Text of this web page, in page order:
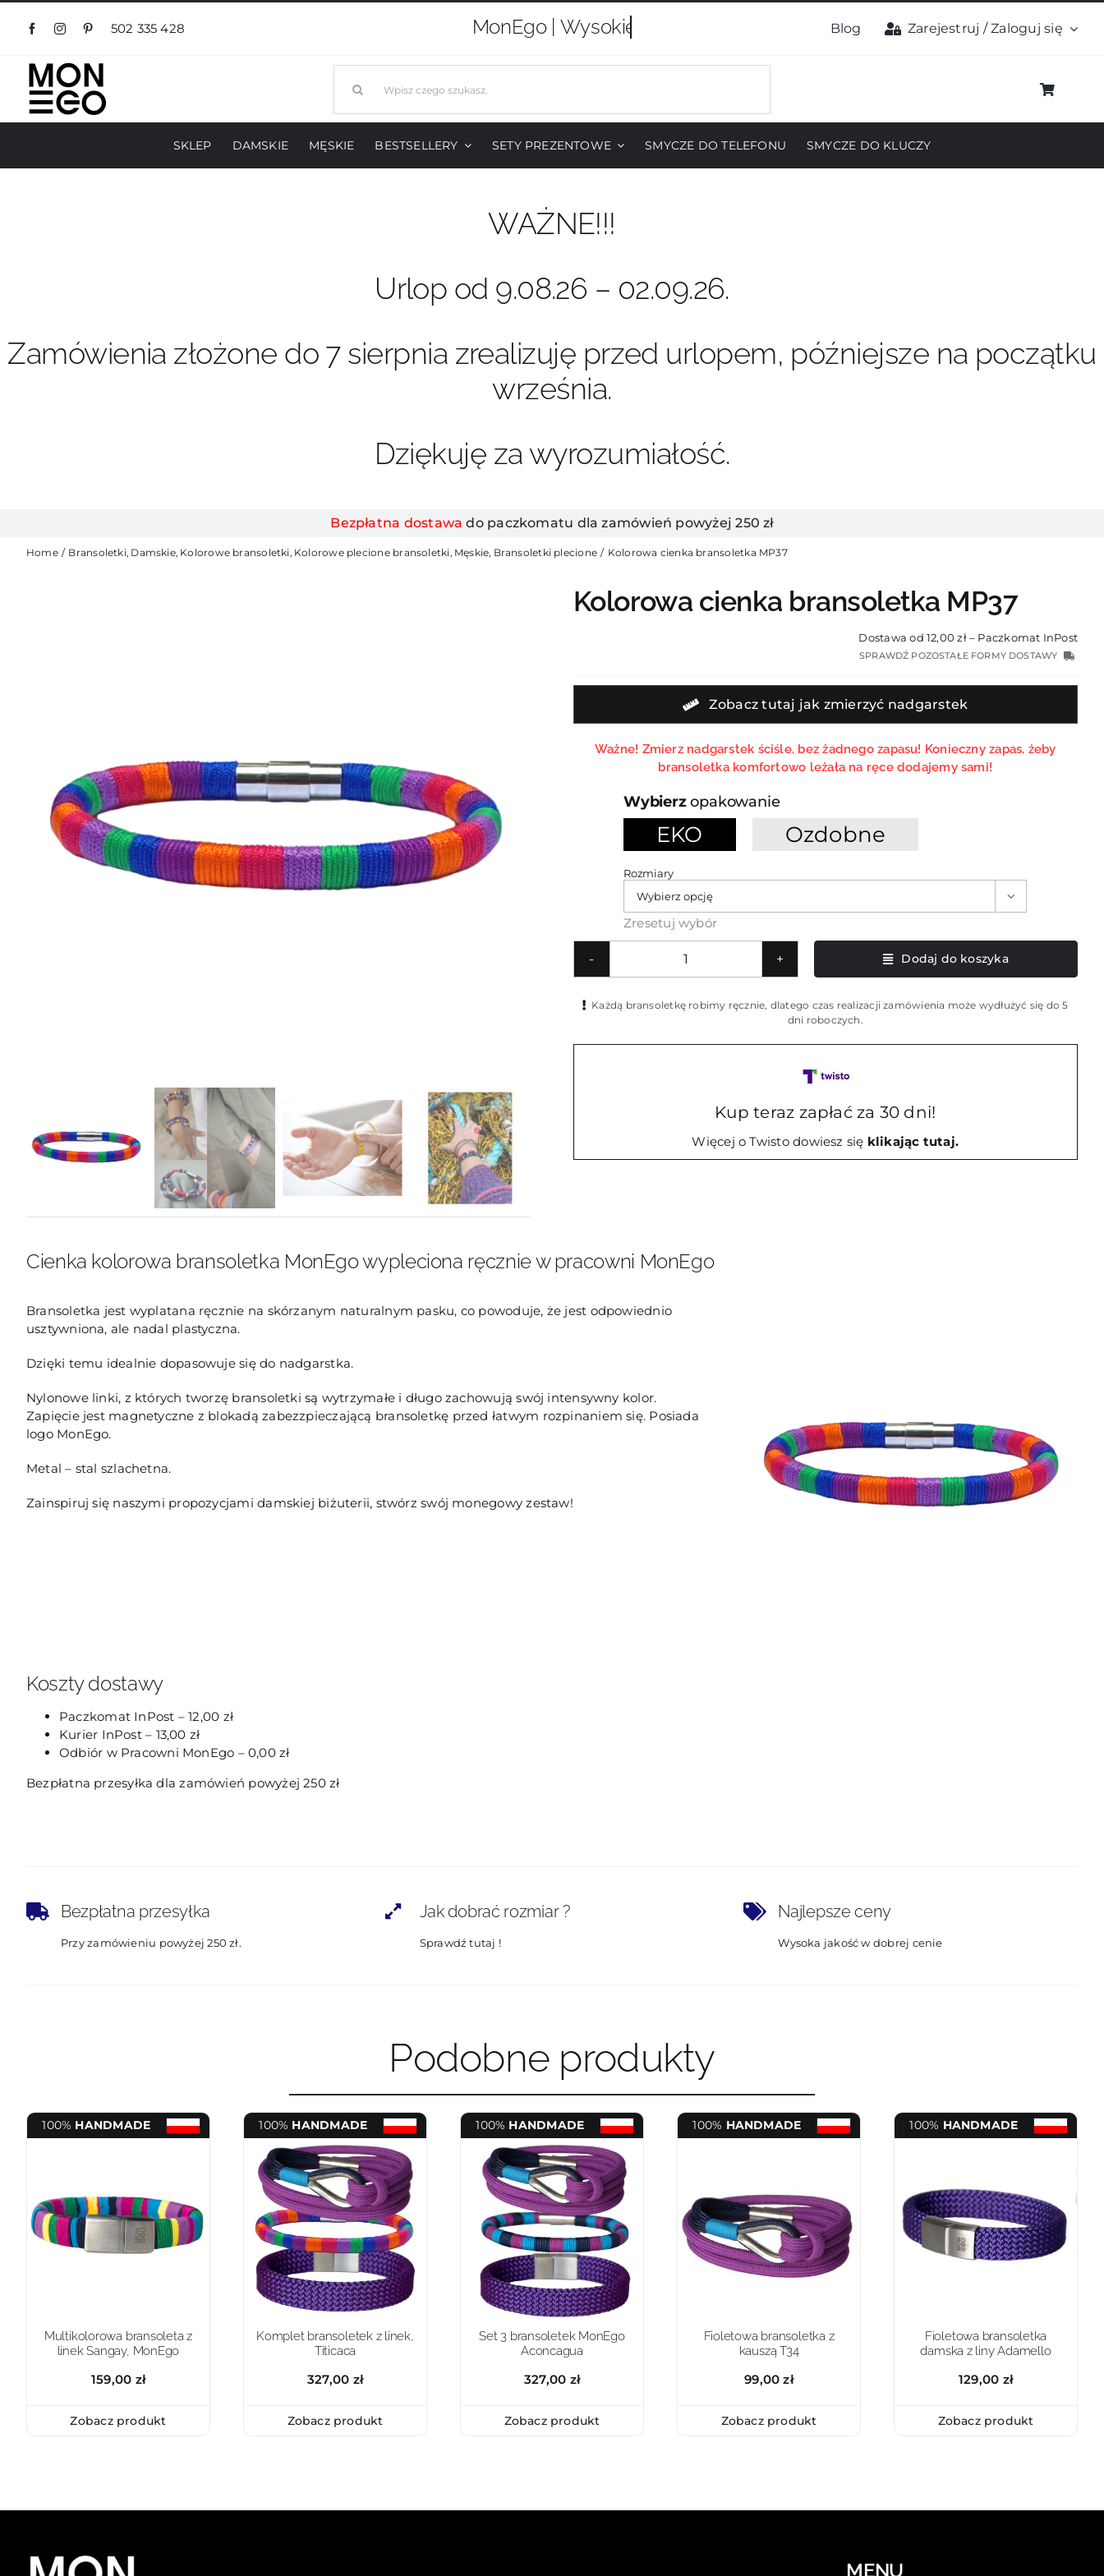
Przejdź
502 335 428 MonEgo | Blog Zarejestruj / Zaloguj się
SKLEP DAMSKIE MĘSKIE BESTSELLERY SETY PREZENTOWE SMYCZE DO TELEFONU SMYCZE DO KLUCZY
WAŻNE!!!
Urlop od 9.08.26 – 02.09.26.
Zamówienia złożone do 7 sierpnia zrealizuję przed urlopem, późniejsze na początku
września.
Dziękuję za wyrozumiałość.
Bezpłatna dostawa do paczkomatu dla zamówień powyżej 250 zł
Home Bransoletki Damskie Kolorowe bransoletki Kolorowe plecione bransoletki Męskie Bransoletki plecione Kolorowa cienka bransoletka MP37
Kolorowa cienka bransoletka MP37
Dostawa od 12,00 zł – Paczkomat InPost
SPRAWDŹ POZOSTAŁE FORMY DOSTAWY
Zobacz tutaj jak zmierzyć nadgarstek
Ważne! Zmierz nadgarstek ściśle, bez żadnego zapasu! Konieczny zapas, żeby
bransoletka komfortowo leżała na ręce dodajemy sami!
opakowanie
EKO Ozdobne
Rozmiary

Zresetuj wybór
ilość
cienka
MP37
Dodaj do koszyka
Każdą bransoletkę robimy ręcznie, dlatego czas realizacji zamówienia może wydłużyć się do 5
dni roboczych.
Kup teraz zapłać za 30 dni!
Więcej o Twisto dowiesz się klikając tutaj.
Cienka kolorowa bransoletka MonEgo wypleciona ręcznie w pracowni MonEgo
Bransoletka jest wyplatana ręcznie na skórzanym naturalnym pasku, co powoduje, że jest odpowiednio
usztywniona, ale nadal plastyczna.
Dzięki temu idealnie dopasowuje się do nadgarstka.
Nylonowe linki, z których tworzę bransoletki są wytrzymałe i długo zachowują swój intensywny kolor.
Zapięcie jest magnetyczne z blokadą zabezzpieczającą bransoletkę przed łatwym rozpinaniem się. Posiada
logo MonEgo.
Metal – stal szlachetna.
Zainspiruj się naszymi propozycjami damskiej biżuterii, stwórz swój monegowy zestaw!
Koszty dostawy
Paczkomat InPost – 12,00 zł
Kurier InPost – 13,00 zł
Odbiór w Pracowni MonEgo – 0,00 zł
Bezpłatna przesyłka dla zamówień powyżej 250 zł
Bezpłatna przesyłka
Przy zamówieniu powyżej 250 zł.
Jak dobrać rozmiar ?
Sprawdź tutaj !
Najlepsze ceny
Wysoka jakość w dobrej cenie
Podobne produkty
100% HANDMADE
Multikolorowa bransoleta z
linek Sangay, MonEgo
159,00 zł
Zobacz produkt
100% HANDMADE
Komplet bransoletek z linek,
Titicaca
327,00 zł
Zobacz produkt
100% HANDMADE
Set 3 bransoletek MonEgo
Aconcagua
327,00 zł
Zobacz produkt
100% HANDMADE
Fioletowa bransoletka z
kauszą T34
99,00zł
Zobacz produkt
100% HANDMADE
Fioletowa bransoletka
damska z liny Adamello
129,00 zł
Zobacz produkt
MENU